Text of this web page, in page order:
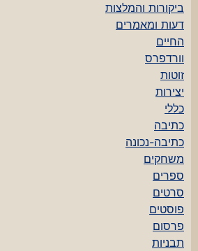
ביקורות והמלצות
דעות ומאמרים
החיים
וורדפרס
זוטות
יצירות
כללי
כתיבה
כתיבה-נכונה
משחקים
ספרים
סרטים
פוסטים
פרסום
תבניות